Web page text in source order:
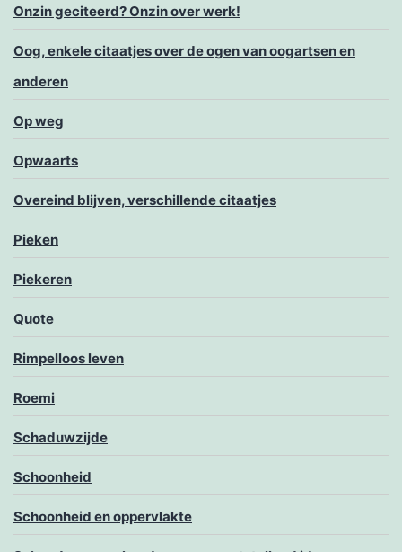
Onzin geciteerd? Onzin over werk!
Oog, enkele citaatjes over de ogen van oogartsen en
anderen
Op weg
Opwaarts
Overeind blijven, verschillende citaatjes
Pieken
Piekeren
Quote
Rimpelloos leven
Roemi
Schaduwzijde
Schoonheid
Schoonheid en oppervlakte